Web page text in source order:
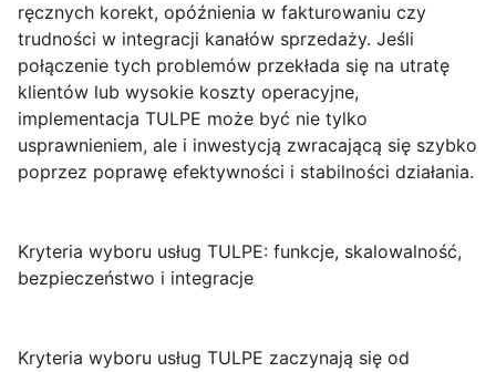
ręcznych korekt, opóźnienia w fakturowaniu czy
trudności w integracji kanałów sprzedaży. Jeśli
połączenie tych problemów przekłada się na utratę
klientów lub wysokie koszty operacyjne,
implementacja TULPE może być nie tylko
usprawnieniem, ale i inwestycją zwracającą się szybko
poprzez poprawę efektywności i stabilności działania.
Kryteria wyboru usług TULPE: funkcje, skalowalność,
bezpieczeństwo i integracje
Kryteria wyboru usług TULPE zaczynają się od